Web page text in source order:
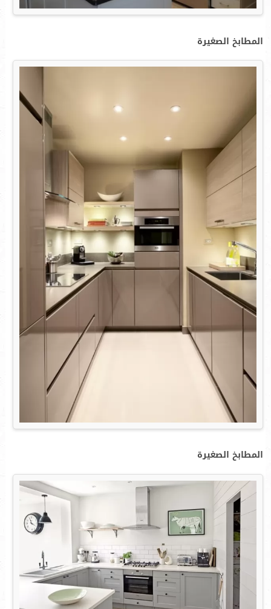
المطابخ الصغيرة
المطابخ الصغيرة